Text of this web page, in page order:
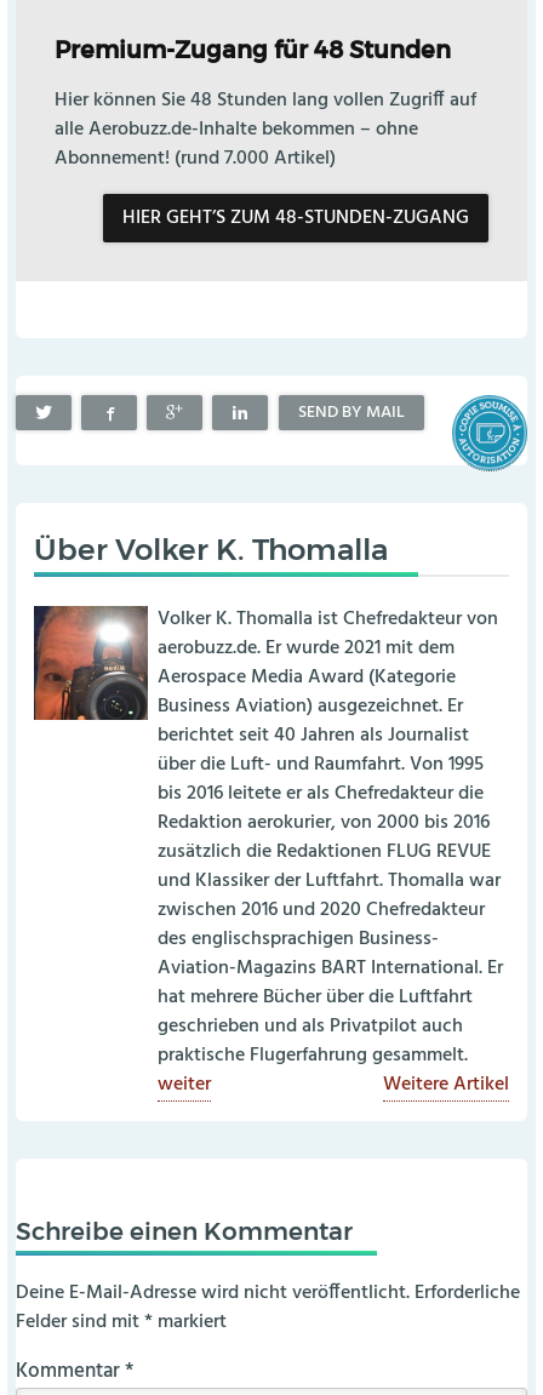
Premium-Zugang für 48 Stunden
Hier können Sie 48 Stunden lang vollen Zugriff auf
alle Aerobuzz.de-Inhalte bekommen – ohne
Abonnement! (rund 7.000 Artikel)
HIER GEHT’S ZUM 48-STUNDEN-ZUGANG
SEND BY MAIL
ÜberVolker K. Thomalla
Volker K. Thomalla ist Chefredakteur von
aerobuzz.de. Er wurde 2021 mit dem
Aerospace Media Award (Kategorie
Business Aviation) ausgezeichnet. Er
berichtet seit 40 Jahren als Journalist
über die Luft- und Raumfahrt. Von 1995
bis 2016 leitete er als Chefredakteur die
Redaktion aerokurier, von 2000 bis 2016
zusätzlich die Redaktionen FLUG REVUE
und Klassiker der Luftfahrt. Thomalla war
zwischen 2016 und 2020 Chefredakteur
des englischsprachigen Business-
Aviation-Magazins BART International. Er
hat mehrere Bücher über die Luftfahrt
geschrieben und als Privatpilot auch
praktische Flugerfahrung gesammelt.
weiter
Weitere Artikel
Schreibe einen Kommentar
Deine E-Mail-Adresse wird nicht veröffentlicht. Erforderliche
Felder sind mit*markiert
Kommentar*